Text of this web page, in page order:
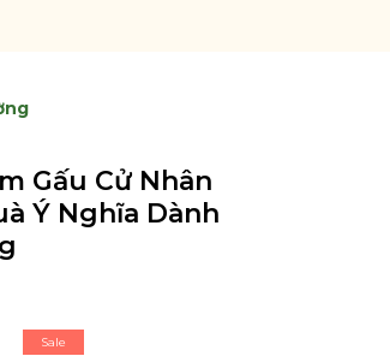
Gấu Cử Nhân
Ý Nghĩa Dành
Sale